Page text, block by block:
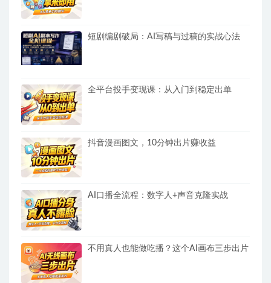
短剧编剧破局：AI写稿与过稿的实战心法
全平台投手变现课：从入门到稳定出单
抖音漫画图文，10分钟出片赚收益
AI口播全流程：数字人+声音克隆实战
不用真人也能做吃播？这个AI画布三步出片